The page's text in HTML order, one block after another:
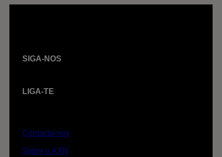
SIGA-NOS
LIGA-TE
Contacta-nos
Sobre o AXN